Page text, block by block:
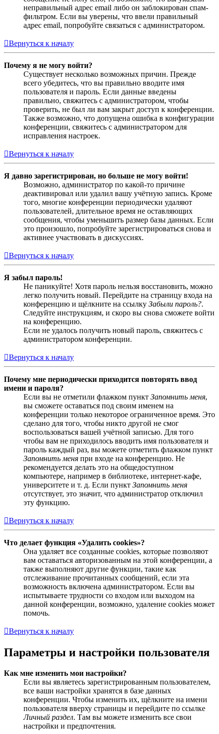
неправильный адрес email либо он заблокирован спам-
фильтром. Если вы уверены, что ввели правильный
адрес email, попробуйте связаться с администратором.
Вернуться к началу
Почему я не могу войти?
Существует несколько возможных причин. Прежде
всего убедитесь, что вы правильно вводите имя
пользователя и пароль. Если данные введены
правильно, свяжитесь с администратором, чтобы
проверить, не был ли вам закрыт доступ к конференции.
Также возможно, что допущена ошибка в конфигурации
конференции, свяжитесь с администратором для
исправления настроек.
Вернуться к началу
Я давно зарегистрирован, но больше не могу войти!
Возможно, администратор по какой-то причине
деактивировал или удалил вашу учётную запись. Кроме
того, многие конференции периодически удаляют
пользователей, длительное время не оставляющих
сообщения, чтобы уменьшить размер базы данных. Если
это произошло, попробуйте зарегистрироваться снова и
активнее участвовать в дискуссиях.
Вернуться к началу
Я забыл пароль!
Не паникуйте! Хотя пароль нельзя восстановить, можно
легко получить новый. Перейдите на страницу входа на
конференцию и щёлкните на ссылку Забыли пароль?.
Следуйте инструкциям, и скоро вы снова сможете войти
на конференцию.
Если не удалось получить новый пароль, свяжитесь с
администратором конференции.
Вернуться к началу
Почему мне периодически приходится повторять ввод
имени и пароля?
Если вы не отметили флажком пункт Запомнить меня,
вы сможете оставаться под своим именем на
конференции только некоторое ограниченное время. Это
сделано для того, чтобы никто другой не смог
воспользоваться вашей учётной записью. Для того
чтобы вам не приходилось вводить имя пользователя и
пароль каждый раз, вы можете отметить флажком пункт
Запомнить меня при входе на конференцию. Не
рекомендуется делать это на общедоступном
компьютере, например в библиотеке, интернет-кафе,
университете и т. д. Если пункт Запомнить меня
отсутствует, это значит, что администратор отключил
эту функцию.
Вернуться к началу
Что делает функция «Удалить cookies»?
Она удаляет все созданные cookies, которые позволяют
вам оставаться авторизованным на этой конференции, а
также выполняют другие функции, такие как
отслеживание прочитанных сообщений, если эта
возможность включена администратором. Если вы
испытываете трудности со входом или выходом на
данной конференции, возможно, удаление cookies может
помочь.
Вернуться к началу
Параметры и настройки пользователя
Как мне изменить мои настройки?
Если вы являетесь зарегистрированным пользователем,
все ваши настройки хранятся в базе данных
конференции. Чтобы изменить их, щёлкните на имени
пользователя вверху страницы и перейдите по ссылке
Личный раздел. Там вы можете изменить все свои
настройки и предпочтения.